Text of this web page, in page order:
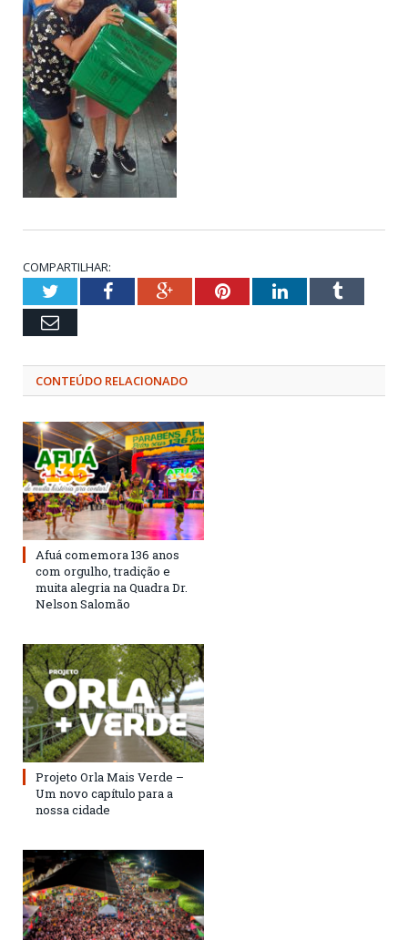
COMPARTILHAR:
TwitterFacebookGoogle+PinterestLinkedInTumblr
Email
CONTEÚDO RELACIONADO
Afuá comemora 136 anos
com orgulho, tradição e
muita alegria na Quadra Dr.
Nelson Salomão
Projeto Orla Mais Verde –
Um novo capítulo para a
nossa cidade